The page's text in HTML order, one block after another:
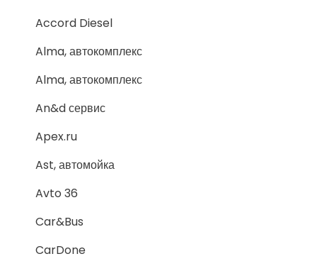
Accord Diesel
Alma, автокомплекс
Alma, автокомплекс
An&d сервис
Apex.ru
Ast, автомойка
Avto 36
Car&Bus
CarDone